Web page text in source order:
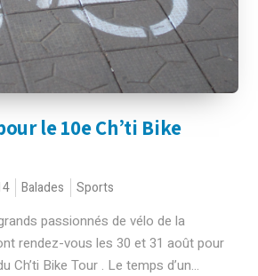
le 10e Ch’ti Bike
Balades Sports
passionnés de vélo de la
rendez-vous les 30 et 31 août pour
Ch’ti Bike Tour . Le temps d’un...